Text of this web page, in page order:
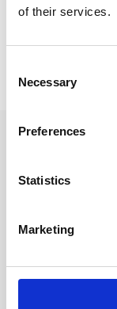
of their services.
Selection
Necessary
Preferences
Statistics
Marketing
Weckdienst